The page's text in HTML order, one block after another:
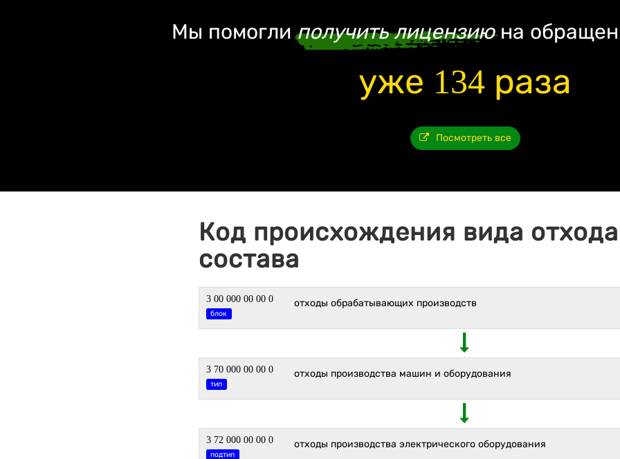
Мы помоглиполучить лицензиюна
уже 134 раза
Посмотреть все
Код происхождения вида
состава
3 00 000 00 00 0
блок
отходы обрабатывающих производств
3 70 000 00 00 0
тип
отходы производства машин и оборудования
3 72 000 00 00 0
подтип
отходы производства электрического оборудования